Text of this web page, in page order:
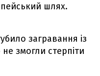
шлях.
загравання із
змогли стерпіти